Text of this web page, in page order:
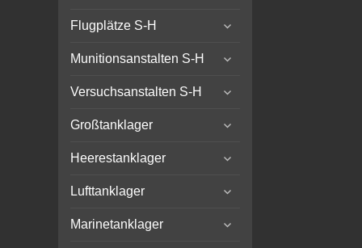
Flugplätze S-H
expand
menu
Munitionsanstalten S-H
expand
menu
Versuchsanstalten S-H
expand
menu
Großtanklager
expand
menu
Heerestanklager
expand
menu
Lufttanklager
expand
menu
Marinetanklager
expand